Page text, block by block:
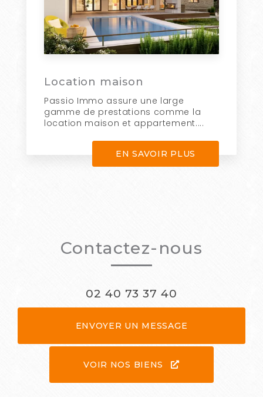
Location maison
Passio Immo assure une large
gamme de prestations comme la
location maison et appartement....
EN SAVOIR PLUS
Contactez-nous
02 40 73 37 40
ENVOYER UN MESSAGE
VOIR NOS BIENS